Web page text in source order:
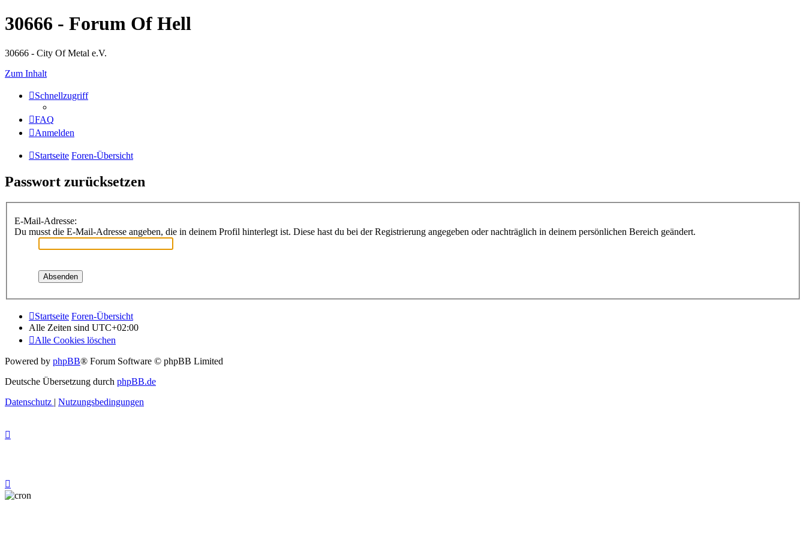
30666 - Forum Of Hell
30666 - City Of Metal e.V.
Zum Inhalt
Schnellzugriff
FAQ
Anmelden
Startseite Foren-Übersicht
Passwort zurücksetzen
E-Mail-Adresse:
Du musst die E-Mail-Adresse angeben, die in deinem Profil hinterlegt ist. Diese hast du bei der Registrierung angegeben oder nachträglich in deinem persönlichen Bereich geändert.
Startseite Foren-Übersicht
Alle Zeiten sind UTC+02:00
Alle Cookies löschen
Powered by phpBB® Forum Software © phpBB Limited
Deutsche Übersetzung durch phpBB.de
Datenschutz | Nutzungsbedingungen